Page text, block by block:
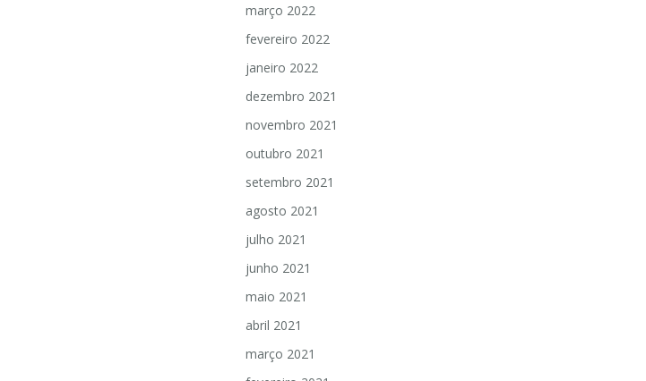
março 2022
fevereiro 2022
janeiro 2022
dezembro 2021
novembro 2021
outubro 2021
setembro 2021
agosto 2021
julho 2021
junho 2021
maio 2021
abril 2021
março 2021